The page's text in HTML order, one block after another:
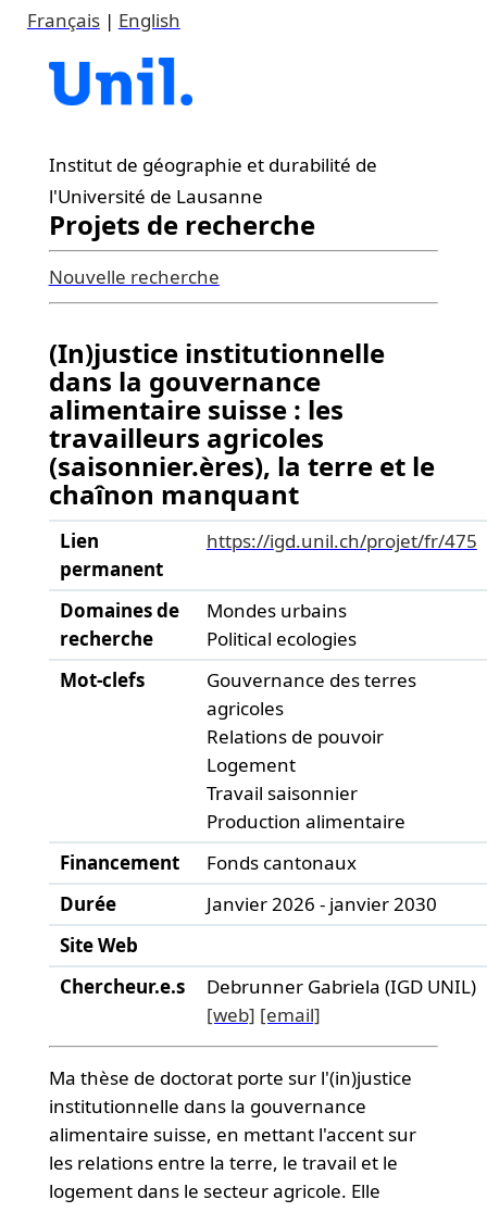
Français| English
Institut de géographie et durabilité de
l'Université de Lausanne
Projets de recherche
Nouvelle recherche
(In)justice institutionnelle
dans la gouvernance
alimentaire suisse : les
travailleurs agricoles
(saisonnier.ères), la terre et le
chaînon manquant
Lien
permanent
https://igd.unil.ch/projet/fr/475
Domaines de
recherche
Mondes urbains
Political ecologies
Mot-clefs
Gouvernance des terres
agricoles
Relations de pouvoir
Logement
Travail saisonnier
Production alimentaire
Financement
Fonds cantonaux
Durée
Janvier 2026 - janvier 2030
Site Web
Chercheur.e.s
Debrunner Gabriela (IGD UNIL)
[web] [email]
Ma thèse de doctorat porte sur l'(in)justice
institutionnelle dans la gouvernance
alimentaire suisse, en mettant l'accent sur
les relations entre la terre, le travail et le
logement dans le secteur agricole. Elle